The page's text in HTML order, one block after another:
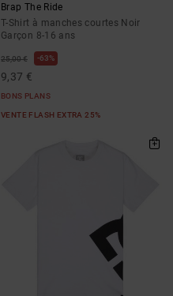
Brap The Ride
T-Shirt à manches courtes Noir
Garçon 8-16 ans
25,00 € 63%
9,37 €
BONS PLANS
VENTE FLASH EXTRA 25%